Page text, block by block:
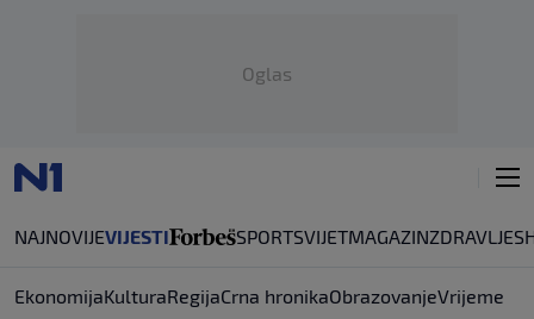
Oglas
NAJNOVIJEVIJESTI SPORTSVIJETMAGAZINZDRAVLJE
EkonomijaKulturaRegijaCrna hronikaObrazovanjeVrijeme